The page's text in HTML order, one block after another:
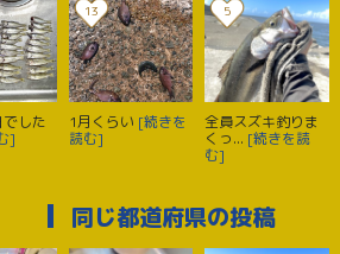
した
]
13
1月くらい [続きを
読む]
5
全員スズキ釣りま
くっ... [続きを読
む]
同じ都道府県の投稿